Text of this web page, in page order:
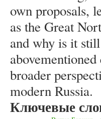
own proposals,
as the Great
and why is it
broader
modern Russia.
Ключевые